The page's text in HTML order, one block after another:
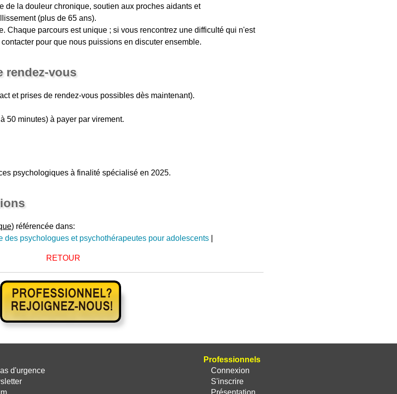
de la douleur chronique, soutien aux proches aidants et
(plus de 65 ans).
Chaque parcours est unique ; si vous rencontrez une difficulté qui n'est
pour que nous puissions en discuter ensemble.
rendez-vous
et prises de rendez-vous possibles dès maintenant).
50 minutes) à payer par virement.
psychologiques à finalité spécialisé en 2025.
) référencée dans:
des psychologues et psychothérapeutes pour adolescents|
RETOUR
Professionnels
Connexion
S'inscrire
Présentation
d'urgence